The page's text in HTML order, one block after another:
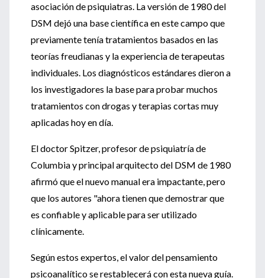
asociación de psiquiatras. La versión de 1980 del
DSM dejó una base científica en este campo que
previamente tenía tratamientos basados en las
teorías freudianas y la experiencia de terapeutas
individuales. Los diagnósticos estándares dieron a
los investigadores la base para probar muchos
tratamientos con drogas y terapias cortas muy
aplicadas hoy en día.
El doctor Spitzer, profesor de psiquiatría de
Columbia y principal arquitecto del DSM de 1980
afirmó que el nuevo manual era impactante, pero
que los autores "ahora tienen que demostrar que
es confiable y aplicable para ser utilizado
clínicamente.
Según estos expertos, el valor del pensamiento
psicoanalítico se restablecerá con esta nueva guía.